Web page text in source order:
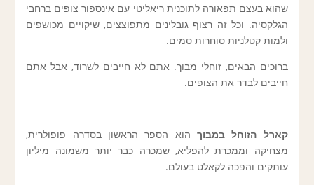
שהוא בעצם תפאורה לתוכנית ריאליטי עם אינספור צופים ברחבי
הגלקסיה. וכל זה רצוף גובלינים מתפוצצים, שיקויים מכושפים
ולמות קטלניות סוחרות סמים.
ברוכים הבאים, זוחלי מבוך. אתם לא חייבים לשרוד, אבל אתם
חייבים לבדר את הצופים.
קארל הזוחל במבוך הוא הספר הראשון בסדרה פופולרית,
מצחיקה וממכרת להפליא, שמכרה כבר יותר משמונה מיליון
עותקים והפכה לקאלט בעולם.